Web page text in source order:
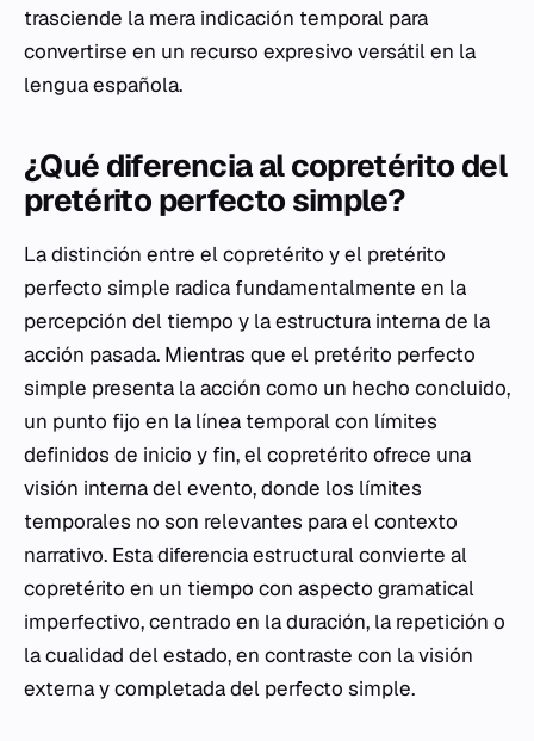
trasciende la mera indicación temporal para
convertirse en un recurso expresivo versátil en la
lengua española.
¿Qué diferencia al copretérito del
pretérito perfecto simple?
La distinción entre el copretérito y el pretérito
perfecto simple radica fundamentalmente en la
percepción del tiempo y la estructura interna de la
acción pasada. Mientras que el pretérito perfecto
simple presenta la acción como un hecho concluido,
un punto fijo en la línea temporal con límites
definidos de inicio y fin, el copretérito ofrece una
visión interna del evento, donde los límites
temporales no son relevantes para el contexto
narrativo. Esta diferencia estructural convierte al
copretérito en un tiempo con aspecto gramatical
imperfectivo, centrado en la duración, la repetición o
la cualidad del estado, en contraste con la visión
externa y completada del perfecto simple.